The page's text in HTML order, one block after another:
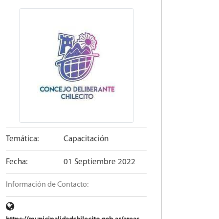
Temática: Capacitación
Fecha: 01 Septiembre 2022
Información de Contacto: